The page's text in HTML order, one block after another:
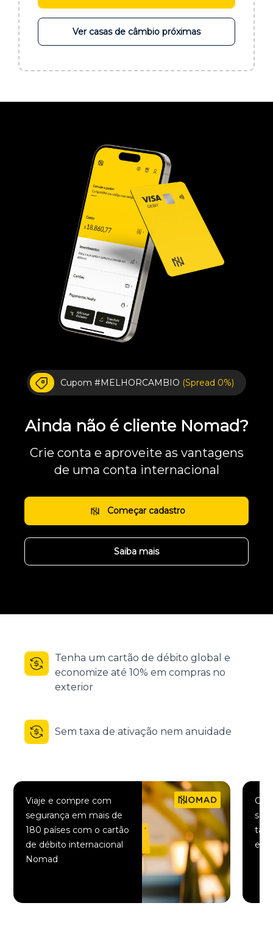
Ver casas de câmbio próximas
Cupom #MELHORCAMBIO (Spread 0%)
Ainda não é cliente Nomad?
Crie conta e aproveite as vantagens
de uma conta internacional
Começar cadastro
Saiba mais
Tenha um cartão de débito global e
economize até 10% em compras no
exterior
Sem taxa de ativação nem anuidade
Viaje e compre com
segurança em mais de
180 países com o cartão
de débito internacional
Nomad